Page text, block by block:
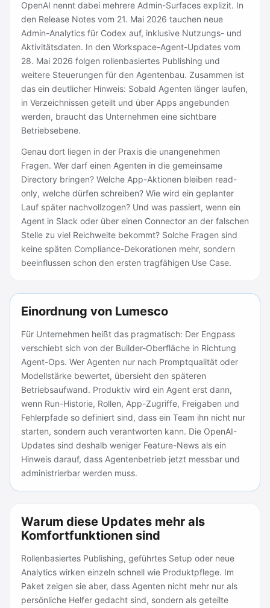
OpenAI nennt dabei mehrere Admin-Surfaces explizit. In
den Release Notes vom 21. Mai 2026 tauchen neue
Admin-Analytics für Codex auf, inklusive Nutzungs- und
Aktivitätsdaten. In den Workspace-Agent-Updates vom
28. Mai 2026 folgen rollenbasiertes Publishing und
weitere Steuerungen für den Agentenbau. Zusammen ist
das ein deutlicher Hinweis: Sobald Agenten länger laufen,
in Verzeichnissen geteilt und über Apps angebunden
werden, braucht das Unternehmen eine sichtbare
Betriebsebene.
Genau dort liegen in der Praxis die unangenehmen
Fragen. Wer darf einen Agenten in die gemeinsame
Directory bringen? Welche App-Aktionen bleiben read-
only, welche dürfen schreiben? Wie wird ein geplanter
Lauf später nachvollzogen? Und was passiert, wenn ein
Agent in Slack oder über einen Connector an der falschen
Stelle zu viel Reichweite bekommt? Solche Fragen sind
keine späten Compliance-Dekorationen mehr, sondern
beeinflussen schon den ersten tragfähigen Use Case.
Einordnung von Lumesco
Für Unternehmen heißt das pragmatisch: Der Engpass
verschiebt sich von der Builder-Oberfläche in Richtung
Agent-Ops. Wer Agenten nur nach Promptqualität oder
Modellstärke bewertet, übersieht den späteren
Betriebsaufwand. Produktiv wird ein Agent erst dann,
wenn Run-Historie, Rollen, App-Zugriffe, Freigaben und
Fehlerpfade so definiert sind, dass ein Team ihn nicht nur
starten, sondern auch verantworten kann. Die OpenAI-
Updates sind deshalb weniger Feature-News als ein
Hinweis darauf, dass Agentenbetrieb jetzt messbar und
administrierbar werden muss.
Warum diese Updates mehr als
Komfortfunktionen sind
Rollenbasiertes Publishing, geführtes Setup oder neue
Analytics wirken einzeln schnell wie Produktpflege. Im
Paket zeigen sie aber, dass Agenten nicht mehr nur als
persönliche Helfer gedacht sind, sondern als geteilte